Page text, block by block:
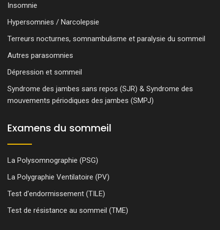
Insomnie
Hypersomnies / Narcolepsie
Terreurs nocturnes, somnambulisme et paralysie du sommeil
Autres parasomnies
Dépression et sommeil
Syndrome des jambes sans repos (SJR) & Syndrome des
mouvements périodiques des jambes (SMPJ)
Examens du sommeil
La Polysomnographie (PSG)
La Polygraphie Ventilatoire (PV)
Test d'endormissement (TILE)
Test de résistance au sommeil (TME)